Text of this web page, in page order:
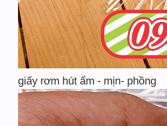
giấy rơm hút ẩm - mịn- phồng